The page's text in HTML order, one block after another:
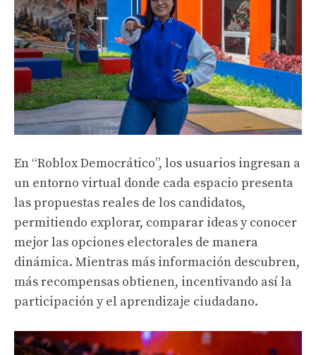
En “Roblox Democrático”, los usuarios ingresan a
un entorno virtual donde cada espacio presenta
las propuestas reales de los candidatos,
permitiendo explorar, comparar ideas y conocer
mejor las opciones electorales de manera
dinámica. Mientras más información descubren,
más recompensas obtienen, incentivando así la
participación y el aprendizaje ciudadano.